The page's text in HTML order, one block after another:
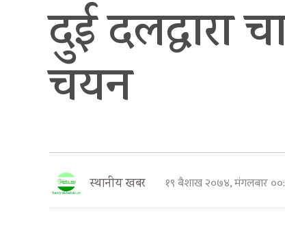
दुई दलद्वारा
चयन
स्थानीय खबर १९ बैशाख २०७४, मंगलबार